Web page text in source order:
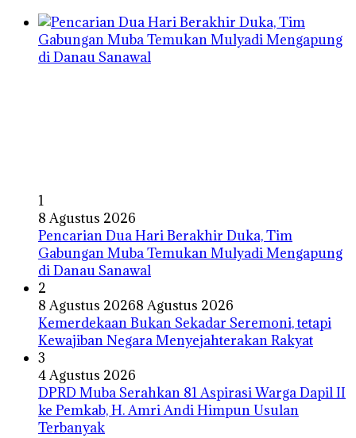
1
8 Agustus 2026
Pencarian Dua Hari Berakhir Duka, Tim
Gabungan Muba Temukan Mulyadi Mengapung
di Danau Sanawal
2
8 Agustus 20268 Agustus 2026
Kemerdekaan Bukan Sekadar Seremoni, tetapi
Kewajiban Negara Menyejahterakan Rakyat
3
4 Agustus 2026
DPRD Muba Serahkan 81 Aspirasi Warga Dapil II
ke Pemkab, H. Amri Andi Himpun Usulan
Terbanyak